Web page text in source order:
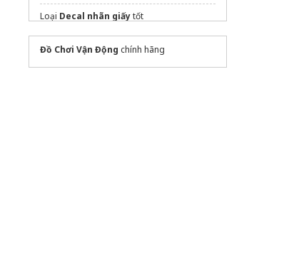
Loại Decal nhãn giấytốt
MuaQuạt cắt gió 1m
Đồ Chơi Vận Động chính hãng